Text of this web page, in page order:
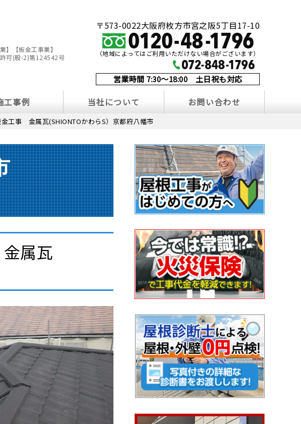
】【板金工事業】
可(般-2)第124542号
〒573-0022大阪府枚方市宮之阪5丁目17-10
（地域によってはご利用いただけない場合がございます）
営業時間 7:30～18:00 土日祝も対応
工事例 当社について お問い合わせ
工事 金属瓦(SHIONTOかわらS）京都府八幡市
属瓦